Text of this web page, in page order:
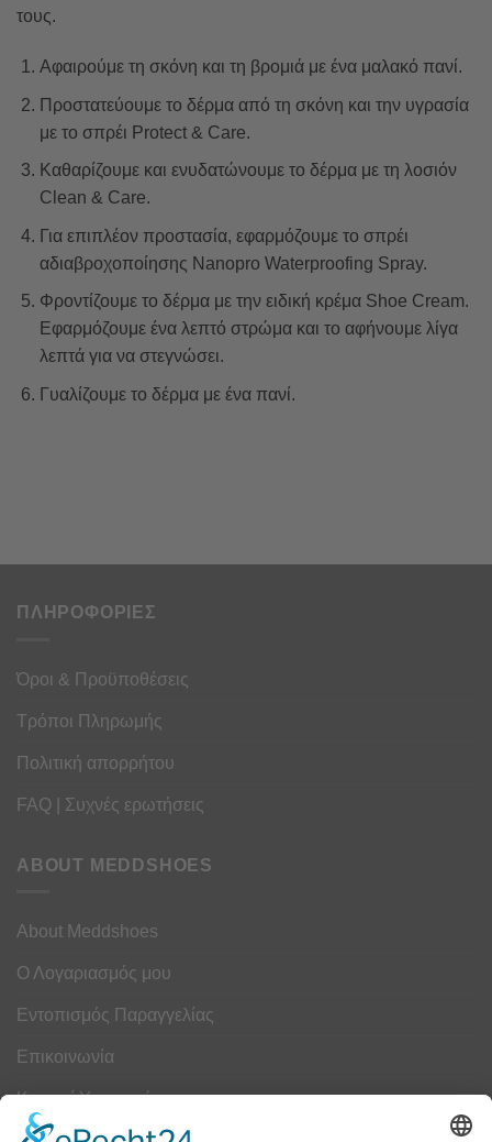
τους.
Αφαιρούμε τη σκόνη και τη βρομιά με ένα μαλακό πανί.
Προστατεύουμε το δέρμα από τη σκόνη και την υγρασία
με το σπρέι Protect & Care.
Καθαρίζουμε και ενυδατώνουμε το δέρμα με τη λοσιόν
Clean & Care.
Για επιπλέον προστασία, εφαρμόζουμε το σπρέι
αδιαβροχοποίησης Nanopro Waterproofing Spray.
Φροντίζουμε το δέρμα με την ειδική κρέμα Shoe Cream.
Εφαρμόζουμε ένα λεπτό στρώμα και το αφήνουμε λίγα
λεπτά για να στεγνώσει.
Γυαλίζουμε το δέρμα με ένα πανί.
ΠΛΗΡΟΦΟΡΙΕΣ
Όροι & Προϋποθέσεις
Τρόποι Πληρωμής
Πολιτική απορρήτου
FAQ | Συχνές ερωτήσεις
ABOUT MEDDSHOES
About Meddshoes
Ο Λογαριασμός μου
Εντοπισμός Παραγγελίας
Επικοινωνία
Κουμπί Υπαναχώρησης